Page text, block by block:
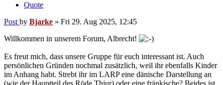
Quote
Post by Bjarke » Fri 29. Aug 2025, 12:45
Willkommen in unserem Forum, Albrecht!
Es freut mich, dass unsere Gruppe für euch interessant ist. Auch
persönlichen Gründen nochmal zusätzlich, weil ihr ebenfalls Kinder
im Anhang habt. Strebt ihr im LARP eine dänische Darstellung an